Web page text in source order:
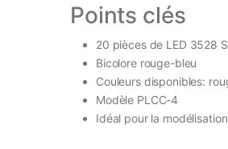
Points clés
20 pièces de LED 3528
Bicolore rouge-bleu
Couleurs disponibles:
Modèle PLCC-4
Idéal pour la